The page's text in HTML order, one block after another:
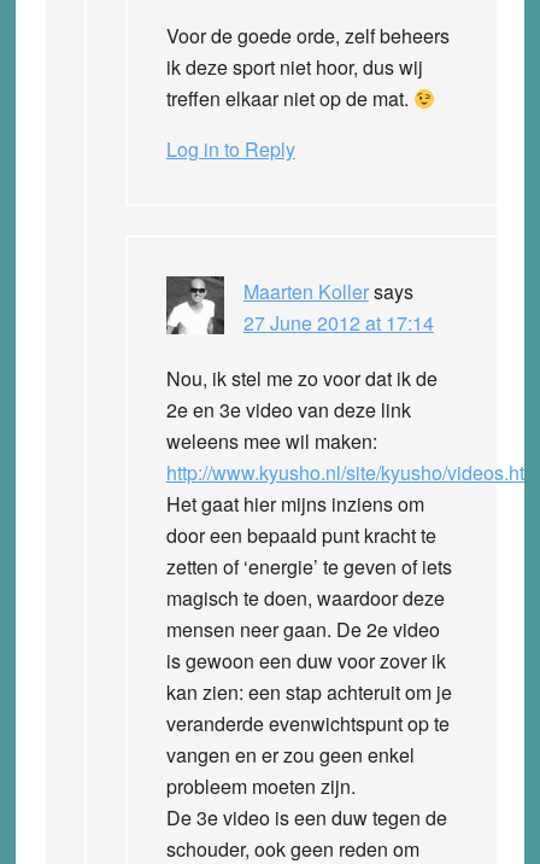
Voor de goede orde, zelf beheers
ik deze sport niet hoor, dus wij
treffen elkaar niet op de mat.
Log in to Reply
Maarten Kollersays
27 June 2012 at 17:14
Nou, ik stel me zo voor dat ik de
2e en 3e video van deze link
weleens mee wil maken:
http://www.kyusho.nl/site/kyusho/
Het gaat hier mijns inziens om
door een bepaald punt kracht te
zetten of ‘energie’ te geven of iets
magisch te doen, waardoor deze
mensen neer gaan. De 2e video
is gewoon een duw voor zover ik
kan zien: een stap achteruit om je
veranderde evenwichtspunt op te
vangen en er zou geen enkel
probleem moeten zijn.
De 3e video is een duw tegen de
schouder, ook geen reden om